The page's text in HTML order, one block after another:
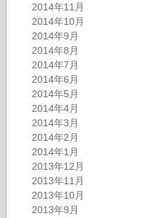
2014年11月
2014年10月
2014年9月
2014年8月
2014年7月
2014年6月
2014年5月
2014年4月
2014年3月
2014年2月
2014年1月
2013年12月
2013年11月
2013年10月
2013年9月